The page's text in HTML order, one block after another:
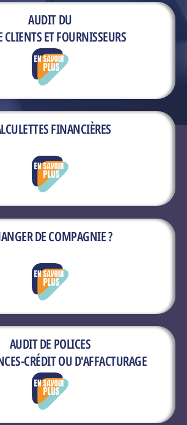
AUDIT DU
CLIENTS ET FOURNISSEURS
FINANCIÈRES
DE COMPAGNIE ?
AUDIT DE POLICES
CRÉDIT OU D'AFFACTURAGE